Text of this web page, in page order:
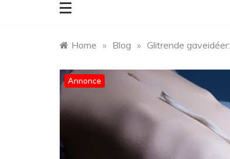
Home » Blog » Glitrende
Annonce